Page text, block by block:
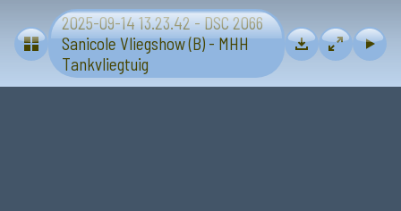
Vliegtuigen - Sanicole (B) 13 en 14 september 2025
2025-09-14 13.23.42 - DSC 2066
Sanicole Vliegshow (B) - MHH
Tankvliegtuig